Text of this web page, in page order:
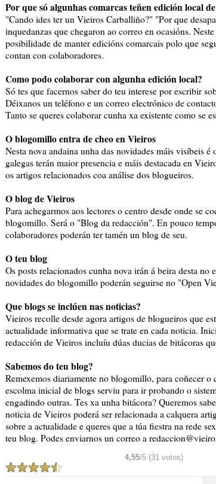
Por que só algunhas comarcas teñen edición local
"Cando ides ter un Vieiros Carballiño?" "Por que
inquedanzas que chegaron ao correo en ocasións.
posibilidade de manter edicións comarcais polo que
contan con colaboradores.
Como podo colaborar con algunha edición local?
Só tes que facernos saber do teu interese por escribir
Déixanos un teléfono e un correo electrónico de
Tanto se queres colaborar cunha xa existente como se
O blogomillo entra de cheo en Vieiros
Nesta nova andaina unha das novidades máis visíbeis
galegas terán maior presencia e máis destacada en
os artigos relacionados coa análise dos blogueiros.
O blog de Vieiros
Para achegarmos aos lectores o centro desde onde se
blogomillo. Será o "Blog da redacción". En pouco
colaboradores poderán ter tamén un blog de seu.
O teu blog
Os posts relacionados cunha nova irán á beira desta no
novidades do blogomillo poderán seguirse no "Open
Que blogs se inclúen nas noticias?
Vieiros recolle desde agora artigos de blogueiros que
actualidade informativa que se trate en cada noticia.
redacción de Vieiros incluíu dúas ducias de bitácoras
Sabemos do teu blog?
Remexemos diariamente no blogomillo, para coñecer o
escolma inicial de blogs serviu para ir probando o
engadindo outras. Tes xa unha bitácora? Queremos
noticia de Vieiros poderá ser relacionada a calquera
sobre a actualidade e queres que a túa fiestra na rede
teu blog. Podes enviarnos un correo a
4,55/5 (31 votos)